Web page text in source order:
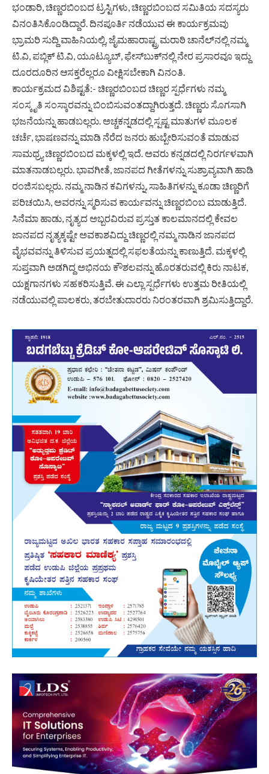
ಭಂಡಾರಿ, ಚಿಣ್ಣರಬಿಂಬದ ಟ್ರಸ್ಟಿಗಳು, ಚಿಣ್ಣರಬಿಂಬದ ಸಮಿತಿಯ ಸದಸ್ಯರು
ವಿನಂತಿಸಿಕೊಂಡಿದ್ದಾರೆ. ದಿನಪೂರ್ತಿ ನಡೆಯುವ ಈ ಕಾರ್ಯಕ್ರಮವು
ಭ್ರಾಮರಿ ಸುದ್ದಿ ವಾಹಿನಿಯಲ್ಲಿ, ಜೈಮಹಾರಾಷ್ಟ್ರ ಮರಾಠಿ ಚಾನೆಲ್‍ನಲ್ಲಿ ನಮ್ಮ
ಟಿ.ವಿ, ಪಬ್ಲಿಕ್ ಟಿ.ವಿ, ಯೂಟ್ಯೂಬ್, ಫೇಸ್‍ಬುಕ್‍ನಲ್ಲಿ ನೇರ ಪ್ರಸಾರವೂ ಇದ್ದು
ದೂರದೂರಿನ ಆಸಕ್ತರೆಲ್ಲರೂ ವೀಕ್ಷಿಸಬೇಕಾಗಿ ವಿನಂತಿ.
ಕಾರ್ಯಕ್ರಮದ ವಿಶಿಷ್ಟತೆ:- ಚಿಣ್ಣರಬಿಂಬದ ಚಿಣ್ಣರ ಸ್ಪರ್ಧೆಗಳು ನಮ್ಮ
ಸಂಸ್ಕೃತಿ ಸಂಸ್ಕಾರವನ್ನು ಬಿಂಬಿಸುವಂತದ್ದಾಗಿರುತ್ತದೆ. ಚಿಣ್ಣರು ಸೊಗಸಾಗಿ
ಭಜನೆಯನ್ನು ಹಾಡಬಲ್ಲರು. ಅಚ್ಚಕನ್ನಡದಲ್ಲಿ ಸ್ಪಷ್ಟ ಮಾತುಗಳ ಮೂಲಕ
ಚರ್ಚೆ, ಭಾಷಣವನ್ನು ಮಾಡಿ ನೆರೆದ ಜನರು ಹುಬ್ಬೇರಿಸುವಂತೆ ಮಾಡುವ
ಸಾಮಥ್ರ್ಯ ಚಿಣ್ಣರಬಿಂಬದ ಮಕ್ಕಳಲ್ಲಿ ಇದೆ. ಅವರು ಕನ್ನಡದಲ್ಲಿ ನಿರರ್ಗಳವಾಗಿ
ಮಾತನಾಡಬಲ್ಲರು. ಭಾವಗೀತೆ, ಜಾನಪದ ಗೀತೆಗಳನ್ನು ಸುಶ್ರಾವ್ಯವಾಗಿ ಹಾಡಿ
ರಂಜಿಸಬಲ್ಲರು. ನಮ್ಮ ನಾಡಿನ ಕವಿಗಳನ್ನು, ಸಾಹಿತಿಗಳನ್ನು ಕೂಡಾ ಚಿಣ್ಣರಿಗೆ
ಪರಿಚಯಿಸಿ, ಅವರನ್ನು ಸ್ಮರಿಸುವ ಕಾರ್ಯವನ್ನು ಚಿಣ್ಣರಬಿಂಬ ಮಾಡುತ್ತಿದೆ.
ಸಿನೆಮಾ ಹಾಡು, ನೃತ್ಯದ ಅಬ್ಬರವಿರುವ ಪ್ರಸ್ತುತ ಕಾಲಮಾನದಲ್ಲಿ ಕೇವಲ
ಜಾನಪದ ನೃತ್ಯಕ್ಕಷ್ಟೇ ಅವಕಾಶವಿದ್ದು ಚಿಣ್ಣರಲ್ಲಿ ನಮ್ಮ ನಾಡಿನ ಜಾನಪದ
ವೈಭವವನ್ನು ತಿಳಿಸುವ ಪ್ರಯತ್ನದಲ್ಲಿ ಸಫಲತೆಯನ್ನು ಕಾಣುತ್ತಿದೆ. ಮಕ್ಕಳಲ್ಲಿ
ಸುಪ್ತವಾಗಿ ಅಡಗಿದ್ದ ಅಭಿನಯ ಕೌಶಲವನ್ನು ಹೊರತರುವಲ್ಲಿ ಕಿರು ನಾಟಕ,
ಯಕ್ಷಗಾನಗಳು ಸಹಕರಿಸುತ್ತಿವೆ. ಈ ಎಲ್ಲಾ ಸ್ಪರ್ಧೆಗಳು ಉತ್ತಮ ರೀತಿಯಲ್ಲಿ
ನಡೆಯುವಲ್ಲಿ ಪಾಲಕರು, ತರಬೇತುದಾರರು ನಿರಂತರವಾಗಿ ಶ್ರಮಿಸುತ್ತಿದ್ದಾರೆ.